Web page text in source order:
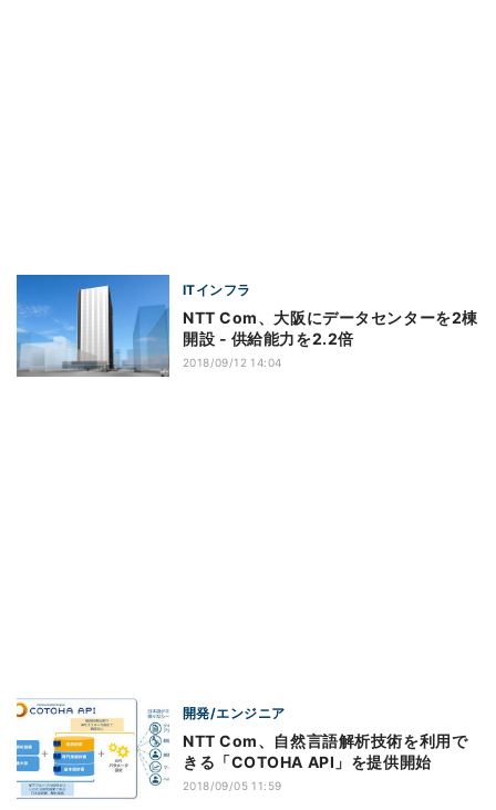
ITインフラ
NTT Com、大阪にデータセンターを2棟
開設 - 供給能力を2.2倍
2018/09/12 14:04
開発/エンジニア
NTT Com、自然言語解析技術を利用で
きる「COTOHA API」を提供開始
2018/09/05 11:59